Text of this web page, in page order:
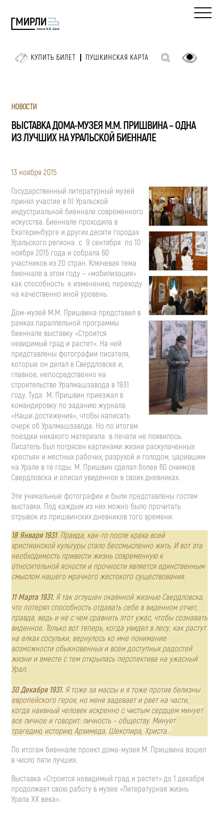
КУПИТЬ БИЛЕТ ПУШКИНСКАЯ КАРТА
НОВОСТИ
ВЫСТАВКА ДОМА-МУЗЕЯ М.М. ПРИШВИНА – ОДНА
ИЗ ЛУЧШИХ НА УРАЛЬСКОЙ БИЕННАЛЕ
13 ноября 2015
Государственный литературный музей
принял участие в III Уральской
индустриальной биеннале современного
искусства. Биеннале проходила в
Екатеринбурге и других десяти городах
Уральского региона с 9 сентября по 10
ноября 2015 года и собрала 60
участников из 20 стран. Ключевая тема
биеннале в этом году – «мобилизация»
как способность к изменению, переходу
на качественно иной уровень.
Дом-музей М.М. Пришвина представил в
рамках параллельной программы
биеннале выставку «Строится
невидимый град и растет». На ней
представлены фотографии писателя,
которые он делал в Свердловске и,
главное, непосредственно на
строительстве Уралмашзавода в 1931
году. Туда М. Пришвин приезжал в
командировку по заданию журнала
«Наши достижения», чтобы написать
очерк об Уралмашзаводе. Но по итогам
поездки никакого материала в печати не появилось.
Писатель был потрясен картинами жизни раскулаченных
крестьян и местных рабочих, разрухой и голодом, царившим
на Урале в те годы. М. Пришвин сделал более 60 снимков
Свердловска и описал увиденное в своих дневниках.
Эти уникальные фотографии и были представлены гостям
выставки. Под каждым из них можно было прочитать
отрывок из пришвинских дневников того времени.
18 Января 1931. Правда, как-то после краха всей
христианской культуры стало бессмысленно жить. И вот эта
необходимость привести жизнь современную к
относительной ясности и прочности является единственным
смыслом нашего мрачного жестокого существования.
11 Марта 1931. Я так оглушен окаянной жизнью Свердловска,
что потерял способность отдавать себе в виденном отчет,
правда, ведь и не с чем сравнить этот ужас, чтобы сознавать
виденное. Только вот теперь, когда увидел в лесу, как растут
на елках сосульки, вернулось ко мне понимание
возможности обыкновенных и всем доступных радостей
жизни и вместе с тем открылась перспектива на ужасный
Урал.
30 Декабря 1931. Я тоже за массы и я тоже против белизны
европейского героя, но меня задевает и рвет на части,
когда наивный человек искренно с чистым сердцем минует
все личное и говорит: личность – обществу. Минует
трагедию, историю, Архимеда, Шекспира, Христа…
По итогам биеннале проект дома-музея М. Пришвина вошел
в число пяти лучших.
Выставка «Строится невидимый град и растет» до 1 декабря
продолжает свою работу в музее «Литературная жизнь
Урала XX века».